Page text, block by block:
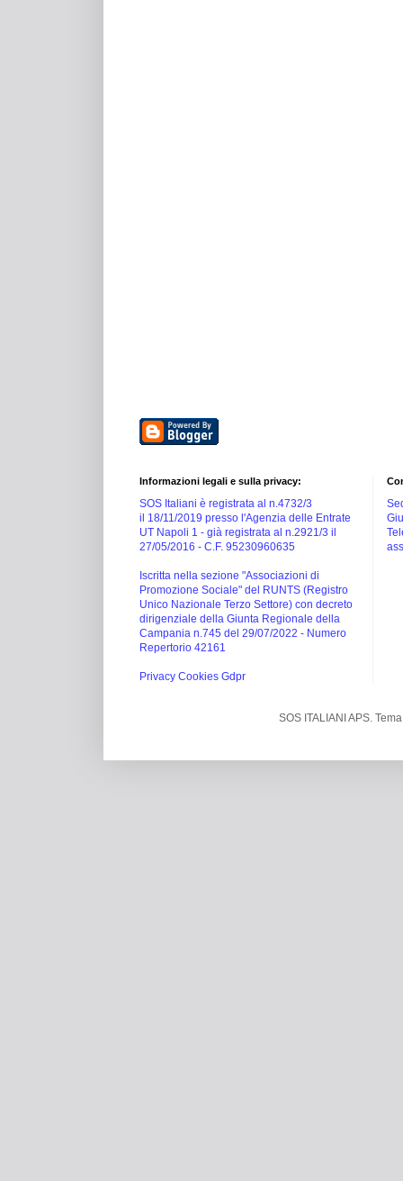
Informazioni legali e sulla privacy:
SOS Italiani è registrata al n.4732/3
il 18/11/2019 presso l'Agenzia delle Entrate
UT Napoli 1 - già registrata al n.2921/3 il
27/05/2016 - C.F. 95230960635
Iscritta nella sezione "Associazioni di
Promozione Sociale" del RUNTS (Registro
Unico Nazionale Terzo Settore) con decreto
dirigenziale della Giunta Regionale della
Campania n.745 del 29/07/2022 - Numero
Repertorio 42161
Privacy Cookies Gdpr
SOS ITALIANI APS.